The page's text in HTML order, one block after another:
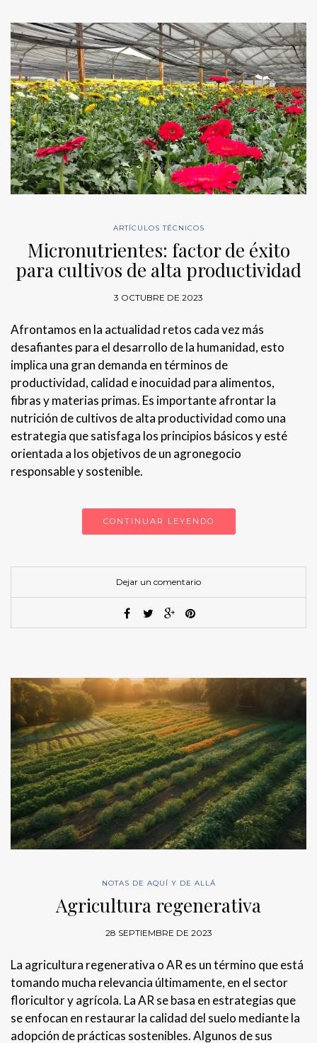
ARTÍCULOS TÉCNICOS
Micronutrientes: factor de éxito
para cultivos de alta productividad
3 OCTUBRE DE 2023
Afrontamos en la actualidad retos cada vez más
desafiantes para el desarrollo de la humanidad, esto
implica una gran demanda en términos de
productividad, calidad e inocuidad para alimentos,
fibras y materias primas. Es importante afrontar la
nutrición de cultivos de alta productividad como una
estrategia que satisfaga los principios básicos y esté
orientada a los objetivos de un agronegocio
responsable y sostenible.
CONTINUAR LEYENDO
Dejar un comentario
NOTAS DE AQUÍ Y DE ALLÁ
Agricultura regenerativa
28 SEPTIEMBRE DE 2023
La agricultura regenerativa o AR es un término que está
tomando mucha relevancia últimamente, en el sector
floricultor y agrícola. La AR se basa en estrategias que
se enfocan en restaurar la calidad del suelo mediante la
adopción de prácticas sostenibles. Algunos de sus